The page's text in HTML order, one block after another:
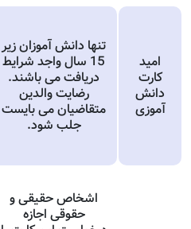
امید
کارت
دانش
آموزی
تنها دانش آموزان زیر
15 سال واجد شرایط
دریافت می باشند.
رضایت والدین
متقاضیان می بایست
جلب شود.
اشخاص حقیقی و
حقوقی اجازه